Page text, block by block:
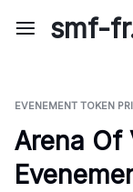
smf-
EVENEMENT TOKEN
Arena Of